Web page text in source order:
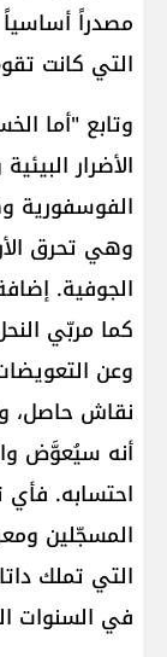
مصدراً
التي كانت
وتابع "أما
الأضرار
الفوسفورية
وهي تحرق
الجوفية.
كما مربّي
وعن
نقاش حاصل،
أنه سيُعوَّض
احتسابه.
المسجّلين
التي تملك
في السنوات